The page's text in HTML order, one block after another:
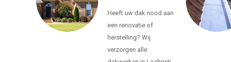
Heeft uw dak nood aan
een renovatie of
herstelling? Wij
verzorgen alle